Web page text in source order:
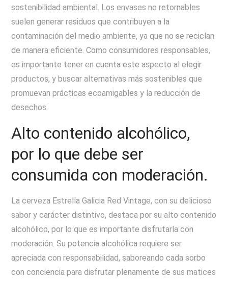
sostenibilidad ambiental. Los envases no retornables
suelen generar residuos que contribuyen a la
contaminación del medio ambiente, ya que no se reciclan
de manera eficiente. Como consumidores responsables,
es importante tener en cuenta este aspecto al elegir
productos, y buscar alternativas más sostenibles que
promuevan prácticas ecoamigables y la reducción de
desechos.
Alto contenido alcohólico,
por lo que debe ser
consumida con moderación.
La cerveza Estrella Galicia Red Vintage, con su delicioso
sabor y carácter distintivo, destaca por su alto contenido
alcohólico, por lo que es importante disfrutarla con
moderación. Su potencia alcohólica requiere ser
apreciada con responsabilidad, saboreando cada sorbo
con conciencia para disfrutar plenamente de sus matices